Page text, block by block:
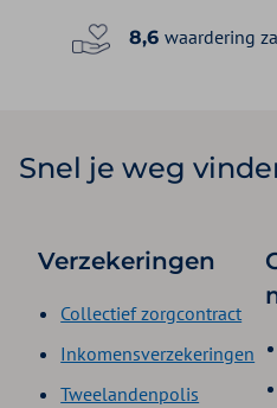
8,6 waardering
Snel je weg
Verzekeringen
Collectief zorgcontract
Inkomensverzekeringen
Tweelandenpolis